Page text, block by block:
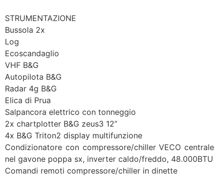
STRUMENTAZIONE
Bussola 2x
Log
Ecoscandaglio
VHF B&G
Autopilota B&G
Radar 4g B&G
Elica di Prua
Salpancora elettrico con tonneggio
2x chartplotter B&G zeus3 12”
4x B&G Triton2 display multifunzione
Condizionatore con compressore/chiller VECO centrale
nel gavone poppa sx, inverter caldo/freddo, 48.000BTU
Comandi remoti compressore/chiller in dinette